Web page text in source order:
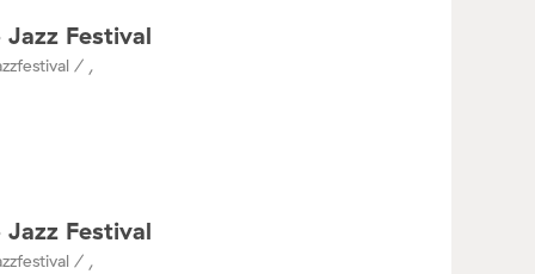
Jazz Festival
/ ,
Jazz Festival
/ ,